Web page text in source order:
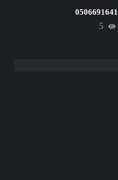
5